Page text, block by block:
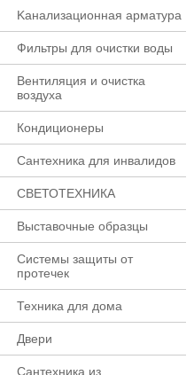
Kaнaлизaционнaя apматypa
Фильтры для очистки воды
Вентиляция и очистка
воздуха
Кондиционеры
Сантехника для инвалидов
СВЕТОТЕХНИКА
Выставочные образцы
Системы защиты от
протечек
Техника для дома
Двери
Сантехника из